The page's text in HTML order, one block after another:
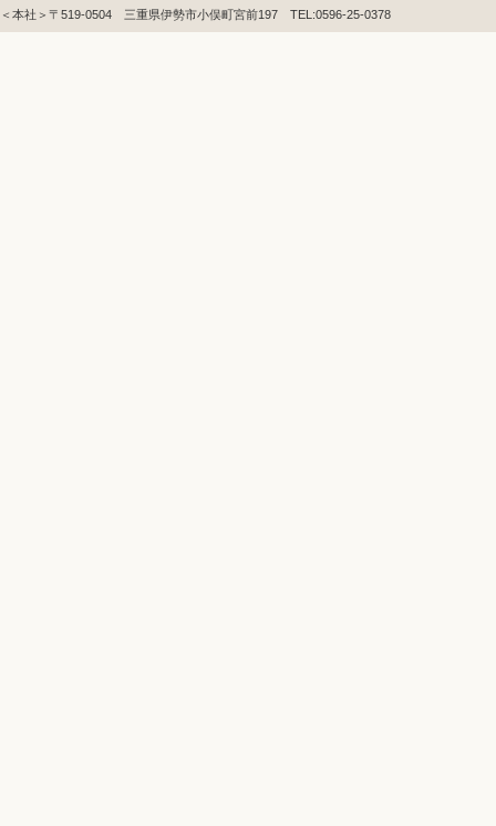
＜本社＞〒519-0504 三重県伊勢市小俣町宮前197 TEL:0596-25-0378